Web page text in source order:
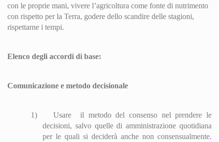
con le proprie mani, vivere l’agricoltura come fonte di nutrimento
con rispetto per la Terra, godere dello scandire delle stagioni,
rispettarne i tempi.
Elenco degli accordi di base:
Comunicazione e metodo decisionale
1) Usare
il metodo del consenso nel prendere le
decisioni, salvo quelle di amministrazione quotidiana
per le quali si deciderà anche non consensualmente.